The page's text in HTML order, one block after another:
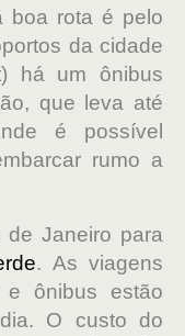
boa rota é pelo
da cidade
há um ônibus
que leva até
é possível
rumo a
Janeiro para
. As viagens
ônibus estão
O custo do